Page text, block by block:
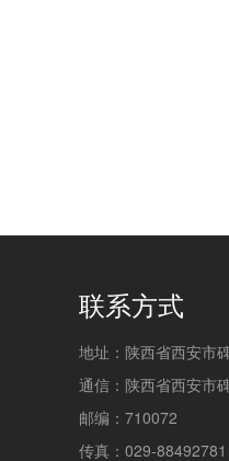
联系方式
地址：陕西省西安市
通信：陕西省西安市
邮编：710072
传真：029-88492781